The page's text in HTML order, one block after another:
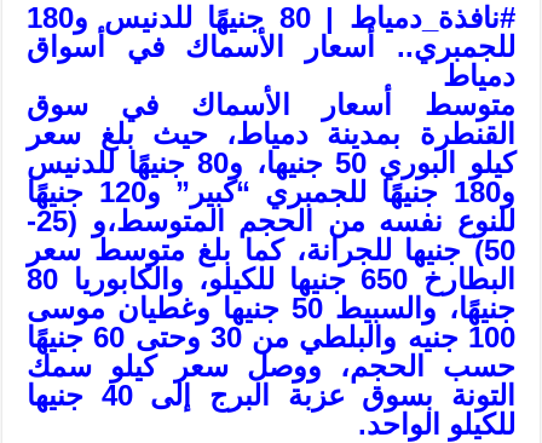
#نافذة_دمياط
| 80 جنيهًا للدنيس و180
للجمبري.. أسعار الأسماك في أسواق
دمياط
متوسط أسعار الأسماك في سوق
القنطرة بمدينة دمياط، حيث بلغ سعر
كيلو البوري 50 جنيها، و80 جنيهًا للدنيس
و180 جنيهًا للجمبري “كبير” و120 جنيهًا
للنوع نفسه من الحجم المتوسط،و (25-
50) جنيها للجرانة، كما بلغ متوسط سعر
البطارخ 650 جنيها للكيلو، والكابوريا 80
جنيهًا، والسبيط 50 جنيها وغطيان موسى
100 جنيه والبلطي من 30 وحتى 60 جنيهًا
حسب الحجم، ووصل سعر كيلو سمك
التونة بسوق عزبة البرج إلى 40 جنيها
للكيلو الواحد.